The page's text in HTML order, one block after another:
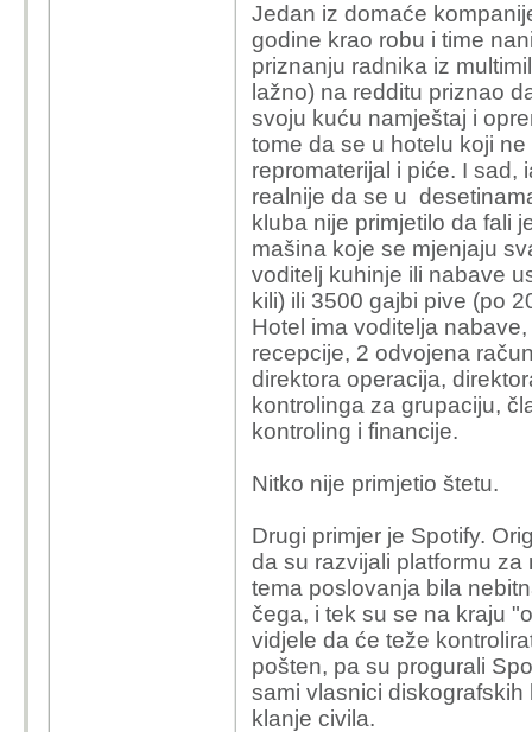
Jedan iz domaće
godine krao robu i time
priznanju radnika iz
lažno) na redditu priznao
svoju kuću namještaj i
tome da se u hotelu koji
repromaterijal i piće. I sad,
realnije da se u
kluba nije primjetilo da fali
mašina koje se mjenjaju
voditelj kuhinje ili nabave
kili) ili 3500 gajbi pive (po
Hotel ima voditelja
recepcije, 2 odvojena
direktora operacija,
kontrolinga za grupaciju,
kontroling i financije.
Nitko nije primjetio štetu.
Drugi primjer je Spotify.
da su razvijali platformu
tema poslovanja bila
čega, i tek su se na kraju
vidjele da će teže
pošten, pa su progurali
sami vlasnici
klanje civila.